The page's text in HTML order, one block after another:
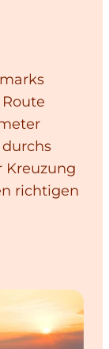
Kreuzung
richtigen